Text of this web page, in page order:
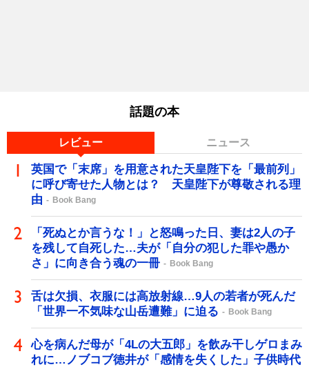
話題の本
レビュー ニュース
英国で「末席」を用意された天皇陛下を「最前列」
に呼び寄せた人物とは？ 天皇陛下が尊敬される理
由
Book Bang
「死ぬとか言うな！」と怒鳴った日、妻は2人の子
を残して自死した…夫が「自分の犯した罪や愚か
さ」に向き合う魂の一冊
Book Bang
舌は欠損、衣服には高放射線…9人の若者が死んだ
「世界一不気味な山岳遭難」に迫る
Book Bang
心を病んだ母が「4Lの大五郎」を飲み干しゲロまみ
れに…ノブコブ徳井が「感情を失くした」子供時代